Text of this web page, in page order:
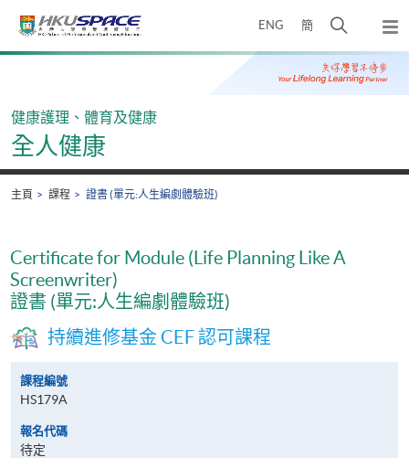
ENG 簡
開
搜
尋
彈
出
主
Main
健康護理、體育及健康
全人健康
主頁 課程 證書 (單元:人生編劇體驗班)
Certificate for Module (Life Planning Like A
Screenwriter)
證書 (單元:人生編劇體驗班)
持續進修基金 CEF 認可課程
課程編號
HS179A
報名代碼
待定